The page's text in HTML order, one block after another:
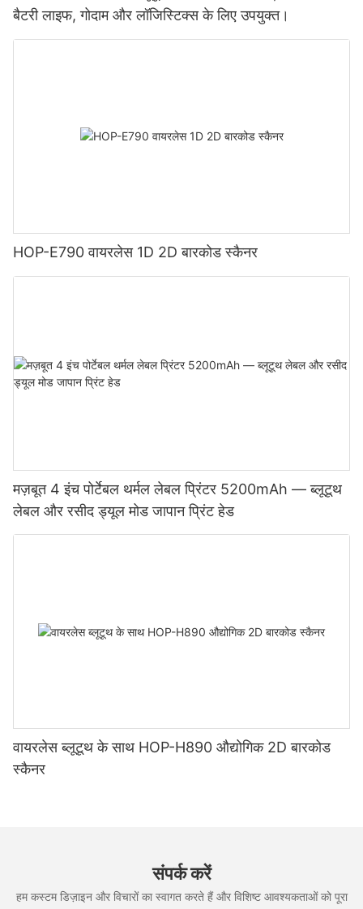
बैटरी लाइफ, गोदाम और लॉजिस्टिक्स के लिए उपयुक्त।
HOP-E790 वायरलेस 1D 2D बारकोड स्कैनर
मज़बूत 4 इंच पोर्टेबल थर्मल लेबल प्रिंटर 5200mAh — ब्लूटूथ
लेबल और रसीद ड्यूल मोड जापान प्रिंट हेड
वायरलेस ब्लूटूथ के साथ HOP-H890 औद्योगिक 2D बारकोड
स्कैनर
संपर्क करें
हम कस्टम डिज़ाइन और विचारों का स्वागत करते हैं और विशिष्ट आवश्यकताओं को पूरा